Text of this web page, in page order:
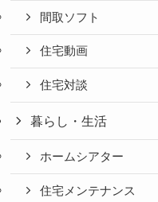
間取ソフト
住宅動画
住宅対談
暮らし・生活
ホームシアター
住宅メンテナンス